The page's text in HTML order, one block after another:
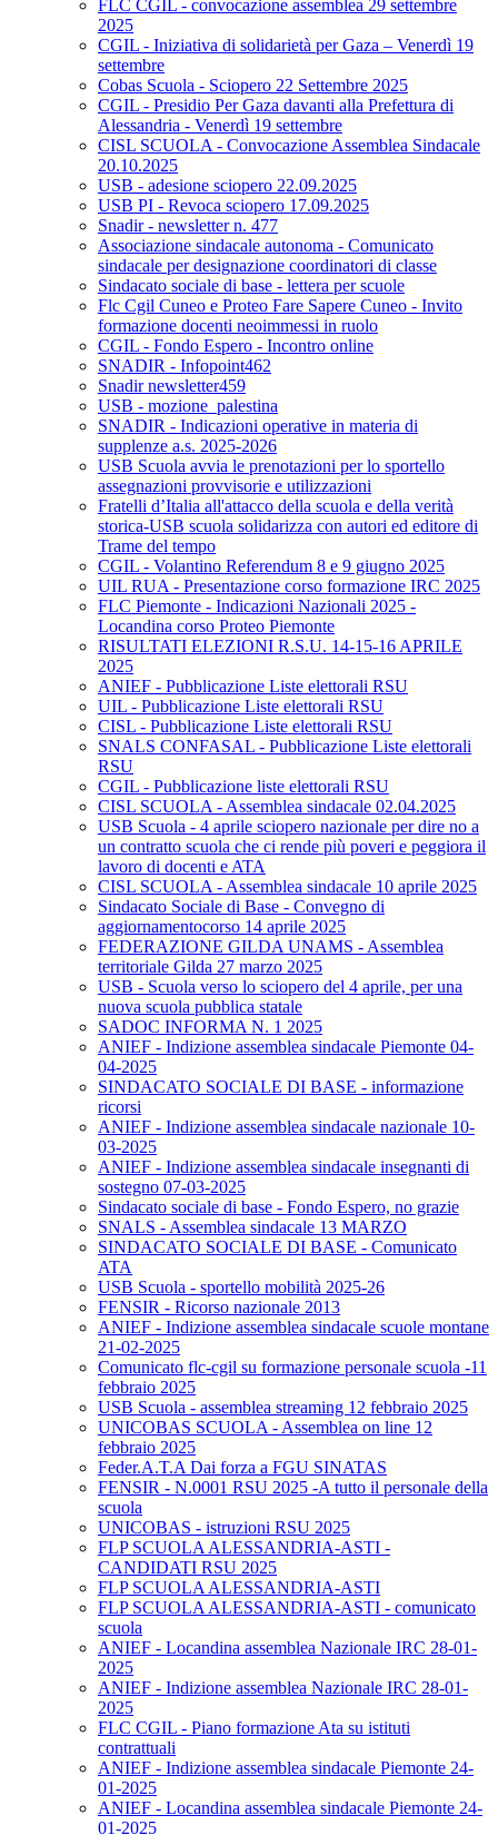
FLC CGIL - convocazione assemblea 29 settembre
2025
CGIL - Iniziativa di solidarietà per Gaza – Venerdì 19
settembre
Cobas Scuola - Sciopero 22 Settembre 2025
CGIL - Presidio Per Gaza davanti alla Prefettura di
Alessandria - Venerdì 19 settembre
CISL SCUOLA - Convocazione Assemblea Sindacale
20.10.2025
USB - adesione sciopero 22.09.2025
USB PI - Revoca sciopero 17.09.2025
Snadir - newsletter n. 477
Associazione sindacale autonoma - Comunicato
sindacale per designazione coordinatori di classe
Sindacato sociale di base - lettera per scuole
Flc Cgil Cuneo e Proteo Fare Sapere Cuneo - Invito
formazione docenti neoimmessi in ruolo
CGIL - Fondo Espero - Incontro online
SNADIR - Infopoint462
Snadir newsletter459
USB - mozione_palestina
SNADIR - Indicazioni operative in materia di
supplenze a.s. 2025-2026
USB Scuola avvia le prenotazioni per lo sportello
assegnazioni provvisorie e utilizzazioni
Fratelli d’Italia all'attacco della scuola e della verità
storica-USB scuola solidarizza con autori ed editore di
Trame del tempo
CGIL - Volantino Referendum 8 e 9 giugno 2025
UIL RUA - Presentazione corso formazione IRC 2025
FLC Piemonte - Indicazioni Nazionali 2025 -
Locandina corso Proteo Piemonte
RISULTATI ELEZIONI R.S.U. 14-15-16 APRILE
2025
ANIEF - Pubblicazione Liste elettorali RSU
UIL - Pubblicazione Liste elettorali RSU
CISL - Pubblicazione Liste elettorali RSU
SNALS CONFASAL - Pubblicazione Liste elettorali
RSU
CGIL - Pubblicazione liste elettorali RSU
CISL SCUOLA - Assemblea sindacale 02.04.2025
USB Scuola - 4 aprile sciopero nazionale per dire no a
un contratto scuola che ci rende più poveri e peggiora il
lavoro di docenti e ATA
CISL SCUOLA - Assemblea sindacale 10 aprile 2025
Sindacato Sociale di Base - Convegno di
aggiornamentocorso 14 aprile 2025
FEDERAZIONE GILDA UNAMS - Assemblea
territoriale Gilda 27 marzo 2025
USB - Scuola verso lo sciopero del 4 aprile, per una
nuova scuola pubblica statale
SADOC INFORMA N. 1 2025
ANIEF - Indizione assemblea sindacale Piemonte 04-
04-2025
SINDACATO SOCIALE DI BASE - informazione
ricorsi
ANIEF - Indizione assemblea sindacale nazionale 10-
03-2025
ANIEF - Indizione assemblea sindacale insegnanti di
sostegno 07-03-2025
Sindacato sociale di base - Fondo Espero, no grazie
SNALS - Assemblea sindacale 13 MARZO
SINDACATO SOCIALE DI BASE - Comunicato
ATA
USB Scuola - sportello mobilità 2025-26
FENSIR - Ricorso nazionale 2013
ANIEF - Indizione assemblea sindacale scuole montane
21-02-2025
Comunicato flc-cgil su formazione personale scuola -11
febbraio 2025
USB Scuola - assemblea streaming 12 febbraio 2025
UNICOBAS SCUOLA - Assemblea on line 12
febbraio 2025
Feder.A.T.A Dai forza a FGU SINATAS
FENSIR - N.0001 RSU 2025 -A tutto il personale della
scuola
UNICOBAS - istruzioni RSU 2025
FLP SCUOLA ALESSANDRIA-ASTI -
CANDIDATI RSU 2025
FLP SCUOLA ALESSANDRIA-ASTI
FLP SCUOLA ALESSANDRIA-ASTI - comunicato
scuola
ANIEF - Locandina assemblea Nazionale IRC 28-01-
2025
ANIEF - Indizione assemblea Nazionale IRC 28-01-
2025
FLC CGIL - Piano formazione Ata su istituti
contrattuali
ANIEF - Indizione assemblea sindacale Piemonte 24-
01-2025
ANIEF - Locandina assemblea sindacale Piemonte 24-
01-2025